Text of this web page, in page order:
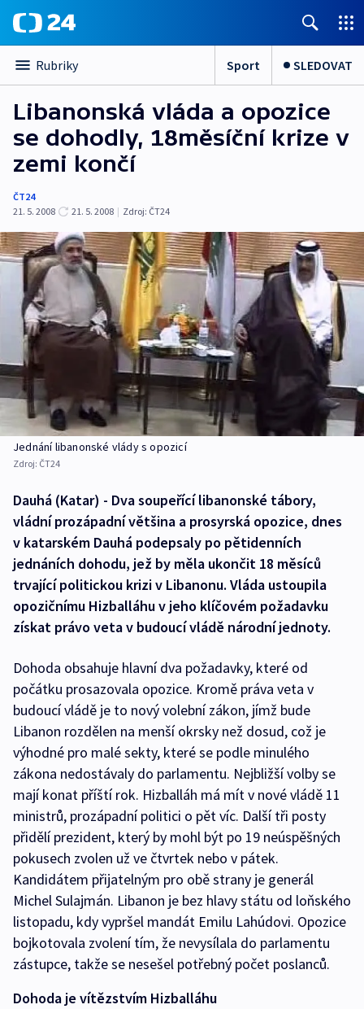
Rubriky Sport SLEDOVAT
Libanonská vláda a opozice
se dohodly, 18měsíční krize v
zemi končí
ČT24
21. 5. 2008
21. 5. 2008 | Zdroj: ČT24
Jednání libanonské vlády s opozicí
Zdroj: ČT24
Dauhá (Katar) - Dva soupeřící libanonské tábory,
vládní prozápadní většina a prosyrská opozice, dnes
v katarském Dauhá podepsaly po pětidenních
jednáních dohodu, jež by měla ukončit 18 měsíců
trvající politickou krizi v Libanonu. Vláda ustoupila
opozičnímu Hizballáhu v jeho klíčovém požadavku
získat právo veta v budoucí vládě národní jednoty.
Dohoda obsahuje hlavní dva požadavky, které od
počátku prosazovala opozice. Kromě práva veta v
budoucí vládě je to nový volební zákon, jímž bude
Libanon rozdělen na menší okrsky než dosud, což je
výhodné pro malé sekty, které se podle minulého
zákona nedostávaly do parlamentu. Nejbližší volby se
mají konat příští rok. Hizballáh má mít v nové vládě 11
ministrů, prozápadní politici o pět víc. Další tři posty
přidělí prezident, který by mohl být po 19 neúspěšných
pokusech zvolen už ve čtvrtek nebo v pátek.
Kandidátem přijatelným pro obě strany je generál
Michel Sulajmán. Libanon je bez hlavy státu od loňského
listopadu, kdy vypršel mandát Emilu Lahúdovi. Opozice
bojkotovala zvolení tím, že nevysílala do parlamentu
zástupce, takže se nesešel potřebný počet poslanců.
Dohoda je vítězstvím Hizballáhu